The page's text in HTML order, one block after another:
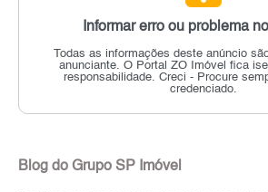
Informar erro ou problema
Todas as informações deste anúncio
anunciante. O Portal ZO Imóvel fica
responsabilidade. Creci - Procure
credenciado.
Blog do Grupo SP Imóvel